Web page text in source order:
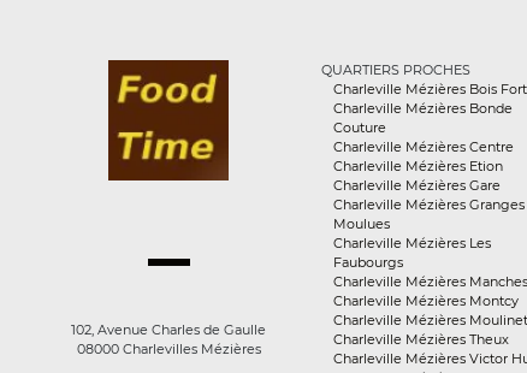
102, Avenue Charles de Gaulle
08000 Charlevilles Mézières
QUARTIERS PROCHES
Charleville Mézières Bois
Charleville Mézières Bonde
Couture
Charleville Mézières Centre
Charleville Mézières Etion
Charleville Mézières Gare
Charleville Mézières Granges
Moulues
Charleville Mézières Les
Faubourgs
Charleville Mézières
Charleville Mézières Montcy
Charleville Mézières Moulinet
Charleville Mézières Theux
Charleville Mézières Victor